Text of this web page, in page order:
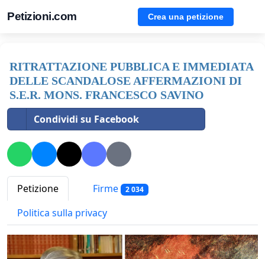
Petizioni.com Crea una petizione
RITRATTAZIONE PUBBLICA E IMMEDIATA
DELLE SCANDALOSE AFFERMAZIONI DI
S.E.R. MONS. FRANCESCO SAVINO
Condividi su Facebook
Petizione Firme 2 034
Politica sulla privacy